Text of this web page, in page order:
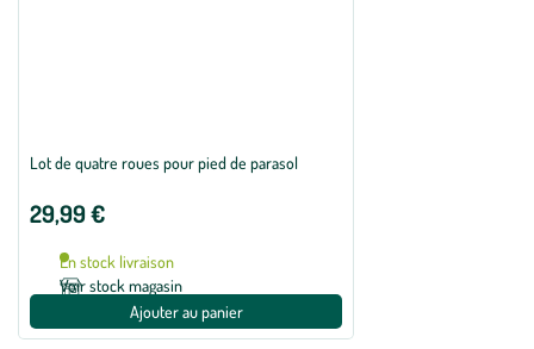
Lot de quatre roues pour pied de parasol
29,99 €
En stock livraison
Voir stock magasin
Ajouter au panier